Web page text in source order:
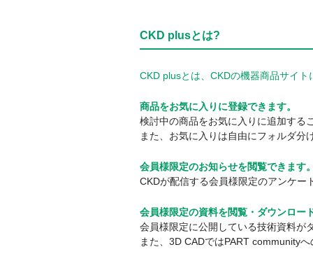
CKD plusとは?
CKD plusとは、CKDの機器商品サイ
商品をお気に入りに登録できます。
検討中の商品をお気に入りに追加する
また、お気に入りは自由にフォルダ
会員様限定のお知らせを閲覧できます
CKDが配信する会員様限定のアンケー
会員様限定の資料を閲覧・ダウンロー
会員様限定に公開している技術資料が
また、3D CADではPART community